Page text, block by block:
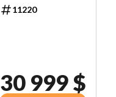
11220
30 999 $